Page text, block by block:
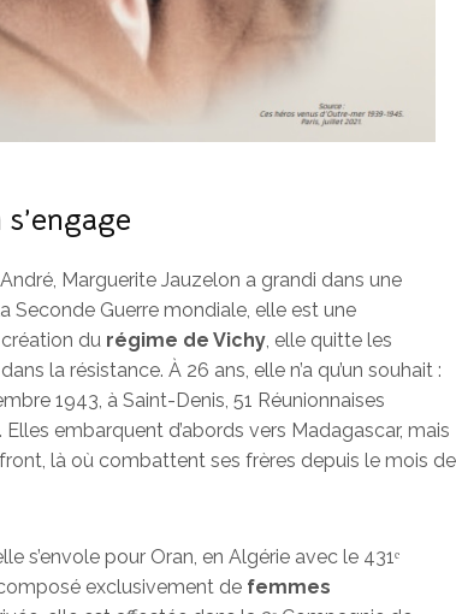
Marguerite Jauzelon a grandi dans une
Seconde Guerre mondiale, elle est une
du régime de Vichy , elle quitte les
la résistance. À 26 ans, elle n’a qu’un souhait :
1943, à Saint-Denis, 51 Réunionnaises
embarquent d’abords vers Madagascar, mais
front, là où combattent ses frères depuis le mois de
s’envole pour Oran, en Algérie avec le 431ᵉ
exclusivement de femmes